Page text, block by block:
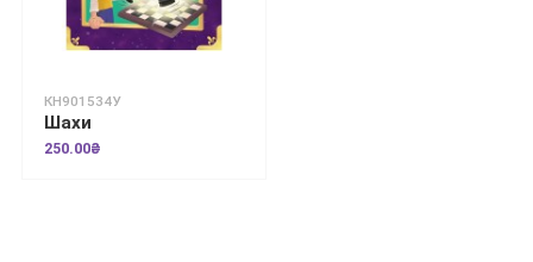
КН901534У
Шахи
250.00₴